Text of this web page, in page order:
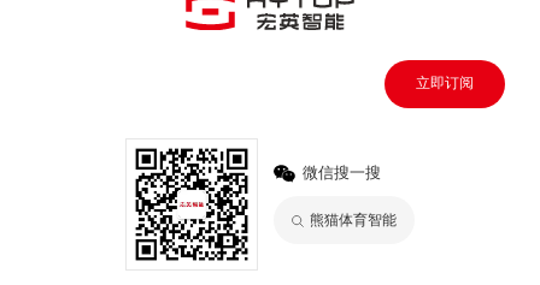
立即订阅
微信搜一搜
熊猫体育智能